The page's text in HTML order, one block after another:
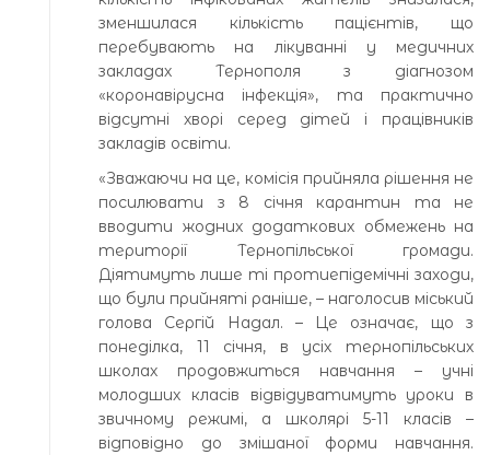
зменшилася кількість пацієнтів, що
перебувають на лікуванні у медичних
закладах Тернополя з діагнозом
«коронавірусна інфекція», та практично
відсутні хворі серед дітей і працівників
закладів освіти.
«Зважаючи на це, комісія прийняла рішення не
посилювати з 8 січня карантин та не
вводити жодних додаткових обмежень на
території Тернопільської громади.
Діятимуть лише ті протиепідемічні заходи,
що були прийняті раніше, – наголосив міський
голова Сергій Надал. – Це означає, що з
понеділка, 11 січня, в усіх тернопільських
школах продовжиться навчання – учні
молодших класів відвідуватимуть уроки в
звичному режимі, а школярі 5-11 класів –
відповідно до змішаної форми навчання.